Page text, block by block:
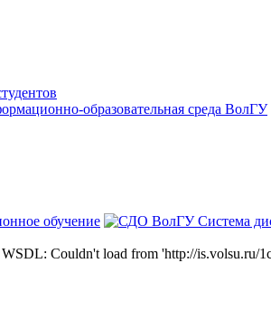
образовательная среда ВолГУ
обучение
Система
Couldn't load from 'http://is.volsu.ru/